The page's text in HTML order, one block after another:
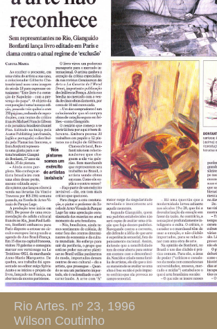
Rio Artes. nº 23, 1996
Wilson Coutinho